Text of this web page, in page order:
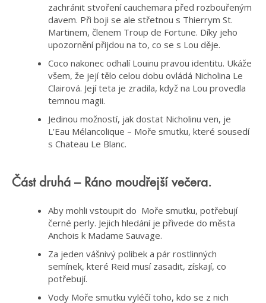
zachránit stvoření cauchemara před rozbouřeným
davem. Při boji se ale střetnou s Thierrym St.
Martinem, členem Troup de Fortune. Díky jeho
upozornění přijdou na to, co se s Lou děje.
Coco nakonec odhalí Louinu pravou identitu. Ukáže
všem, že její tělo celou dobu ovládá Nicholina Le
Clairová. Její teta je zradila, když na Lou provedla
temnou magii.
Jedinou možností, jak dostat Nicholinu ven, je
L’Eau Mélancolique – Moře smutku, které sousedí
s Chateau Le Blanc.
Část druhá – Ráno moudřejší večera.
Aby mohli vstoupit do Moře smutku, potřebují
černé perly. Jejich hledání je přivede do města
Anchois k Madame Sauvage.
Za jeden vášnivý polibek a pár rostlinných
semínek, které Reid musí zasadit, získají, co
potřebují.
Vody Moře smutku vyléčí toho, kdo se z nich